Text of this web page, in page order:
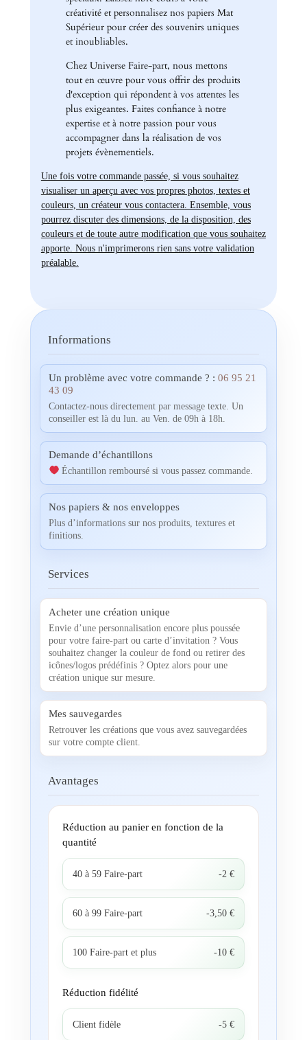
créativité et personnalisez nos papiers Mat
Supérieur pour créer des souvenirs uniques
et inoubliables.
Chez Universe Faire-part, nous mettons
tout en œuvre pour vous offrir des produits
d'exception qui répondent à vos attentes les
plus exigeantes. Faites confiance à notre
expertise et à notre passion pour vous
accompagner dans la réalisation de vos
projets évènementiels.
Une fois votre commande passée, si vous souhaitez
visualiser un aperçu avec vos propres photos, textes et
couleurs, un créateur vous contactera. Ensemble, vous
pourrez discuter des dimensions, de la disposition, des
couleurs et de toute autre modification que vous souhaitez
apporte. Nous n'imprimerons rien sans votre validation
préalable.
Informations
Un problème avec votre commande ? : 06 95 21
43 09
Contactez-nous directement par message texte. Un
conseiller est là du lun. au Ven. de 09h à 18h.
Demande d’échantillons
Échantillon remboursé si vous passez commande.
Nos papiers & nos enveloppes
Plus d’informations sur nos produits, textures et
finitions.
Services
Acheter une création unique
Envie d’une personnalisation encore plus poussée
pour votre faire-part ou carte d’invitation ? Vous
souhaitez changer la couleur de fond ou retirer des
icônes/logos prédéfinis ? Optez alors pour une
création unique sur mesure.
Mes sauvegardes
Retrouver les créations que vous avez sauvegardées
sur votre compte client.
Avantages
Réduction au panier en fonction de la
quantité
40 à 59 Faire-part -2 €
60 à 99 Faire-part -3,50 €
100 Faire-part et plus -10 €
Réduction fidélité
Client fidèle -5 €